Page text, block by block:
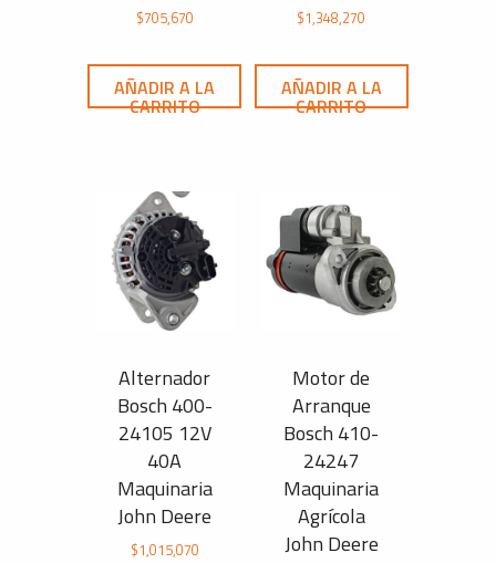
$705,670
AÑADIR A LA
CARRITO
$1,348,270
AÑADIR A LA
CARRITO
Alternador
Bosch 400-
24105 12V
40A
Maquinaria
John Deere
$1,015,070
Motor de
Arranque
Bosch 410-
24247
Maquinaria
Agrícola
John Deere